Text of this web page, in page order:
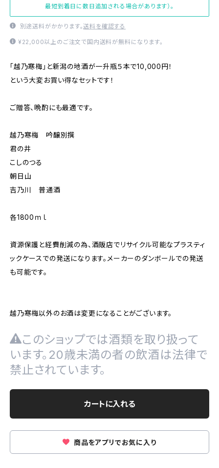
最短到着日に数日追加される場合があります）。
別途送料がかかります。送料を確認する
¥22,000以上のご注文で国内送料が無料になります。
「越乃寒梅」と新潟の地酒が一升瓶５本で10,000円！
という大変お買い得なセットです！
ご贈答、晩酌にも最適です。
越乃寒梅 吟醸別撰
君の井
こしのつる
朝日山
吉乃川 普通酒
各1800ｍｌ
資源保護と経費削減の為、酒販店でリサイクル可能なプラスティ
ックケースでの発送になります。メーカーのダンボールでの発送
も可能です。
越乃寒梅以外のお酒は変更になることがございます。
このショップでは酒類を取り扱って
います。20歳未満の者の飲酒は法律で
禁止されています。
カートに入れる
商品をアプリでお気に入り